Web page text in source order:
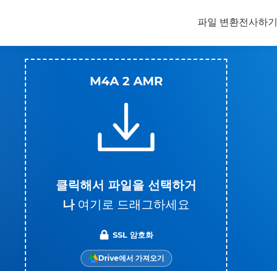
파일 변환전사하기
M4A 2 AMR
클릭해서 파일을 선택하거
나 여기로 드래그하세요
SSL 암호화
Drive에서 가져오기